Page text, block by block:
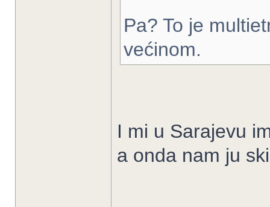
Pa? To je
većinom.
I mi u Sarajevu
a onda nam ju